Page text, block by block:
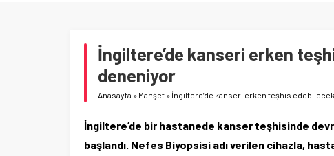
İngiltere’de kanseri erken
deneniyor
Anasayfa » Manşet » İngiltere’de kanseri erken teşhis
İngiltere’de bir hastanede kanser teşhisinde
başlandı. Nefes Biyopsisi adı verilen cihazla,